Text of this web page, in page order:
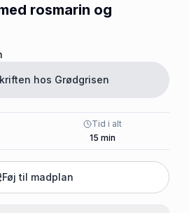
rosmarin og
hos Grødgrisen
Tid i alt
15 min
Føj til madplan